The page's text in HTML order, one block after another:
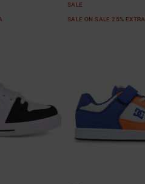
SALE
SALE ON SALE 25% EXTRA